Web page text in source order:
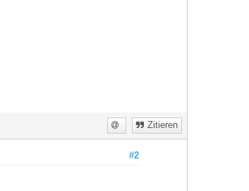
Zitieren
#2